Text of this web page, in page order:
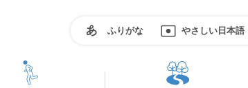
ふりがな やさしい日本語